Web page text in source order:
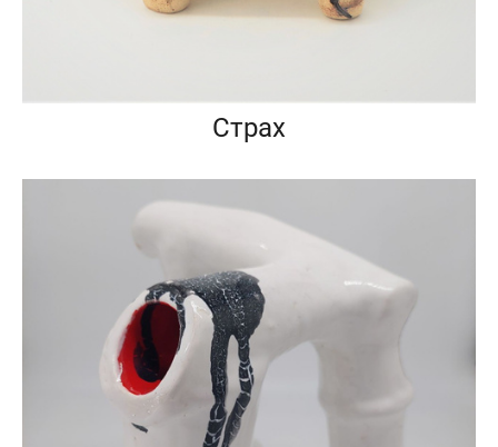
Страх